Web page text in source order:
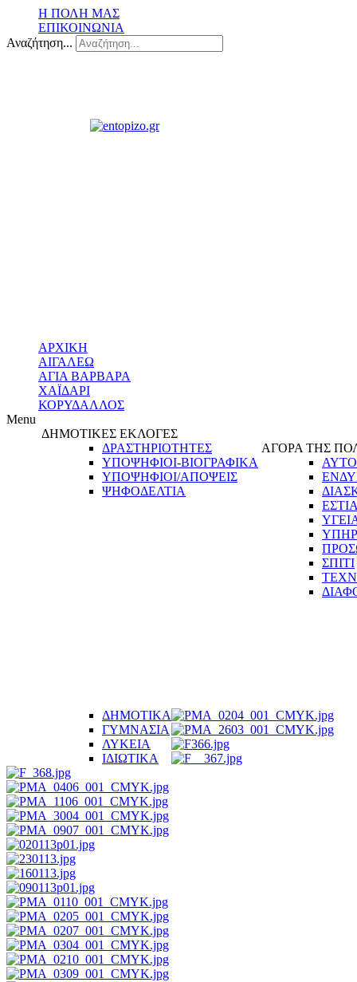
Η ΠΟΛΗ ΜΑΣ
ΕΠΙΚΟΙΝΩΝΙΑ
Αναζήτηση...
ΑΡΧΙΚΗ
ΑΙΓΑΛΕΩ
ΑΓΙΑ ΒΑΡΒΑΡΑ
ΧΑΪΔΑΡΙ
ΚΟΡΥΔΑΛΛΟΣ
Menu
ΔΗΜΟΤΙΚΕΣ ΕΚΛΟΓΕΣ
ΔΡΑΣΤΗΡΙΟΤΗΤΕΣ
ΥΠΟΨΗΦΙΟΙ-ΒΙΟΓΡΑΦΙΚΑ
ΥΠΟΨΗΦΙΟΙ/ΑΠΟΨΕΙΣ
ΨΗΦΟΔΕΛΤΙΑ
ΑΓΟΡΑ ΤΗΣ
ΣΠΙΤΙ
ΔΗΜΟΤΙΚΑ
ΓΥΜΝΑΣΙΑ
ΛΥΚΕΙΑ
ΙΔΙΩΤΙΚΑ